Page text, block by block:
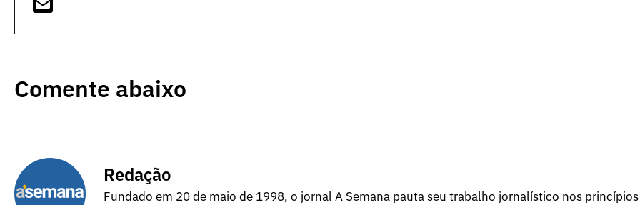
Comente abaixo
Redação
Fundado em 20 de maio de 1998, o jornal A Semana pauta seu trabalho jornalístico nos princípios